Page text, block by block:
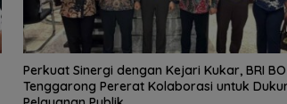
Perkuat Sinergi dengan Kejari Kukar, BRI BO
Tenggarong Pererat Kolaborasi untuk